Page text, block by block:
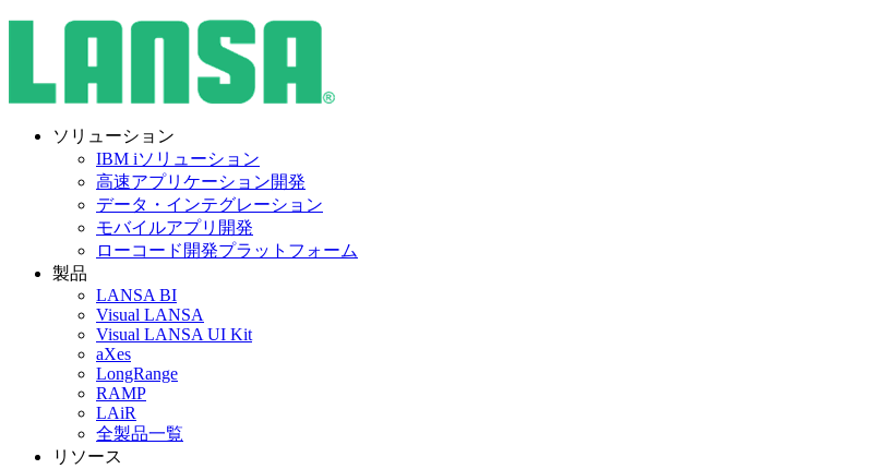
ソリューション
IBM iソリューション
高速アプリケーション開発
データ・インテグレーション
モバイルアプリ開発
ローコード開発プラットフォーム
製品
LANSA BI
Visual LANSA
Visual LANSA UI Kit
aXes
LongRange
RAMP
LAiR
全製品一覧
リソース